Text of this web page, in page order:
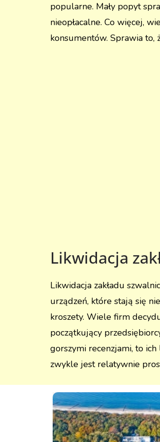
popularne. Mały popyt
nieopłacalne. Co więcej,
konsumentów. Sprawia to,
Likwidacja
Likwidacja zakładu
urządzeń, które stają się
kroszety. Wiele firm
początkujący
gorszymi recenzjami, to
zwykle jest relatywnie